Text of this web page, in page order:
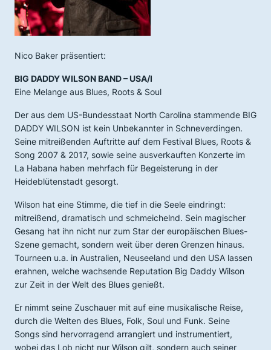
Nico Baker präsentiert:
BIG DADDY WILSON BAND – USA/I
Eine Melange aus Blues, Roots & Soul
Der aus dem US-Bundesstaat North Carolina stammende BIG
DADDY WILSON ist kein Unbekannter in Schneverdingen.
Seine mitreißenden Auftritte auf dem Festival Blues, Roots &
Song 2007 & 2017, sowie seine ausverkauften Konzerte im
La Habana haben mehrfach für Begeisterung in der
Heideblütenstadt gesorgt.
Wilson hat eine Stimme, die tief in die Seele eindringt:
mitreißend, dramatisch und schmeichelnd. Sein magischer
Gesang hat ihn nicht nur zum Star der europäischen Blues-
Szene gemacht, sondern weit über deren Grenzen hinaus.
Tourneen u.a. in Australien, Neuseeland und den USA lassen
erahnen, welche wachsende Reputation Big Daddy Wilson
zur Zeit in der Welt des Blues genießt.
Er nimmt seine Zuschauer mit auf eine musikalische Reise,
durch die Welten des Blues, Folk, Soul und Funk. Seine
Songs sind hervorragend arrangiert und instrumentiert,
wobei das Lob nicht nur Wilson gilt, sondern auch seiner